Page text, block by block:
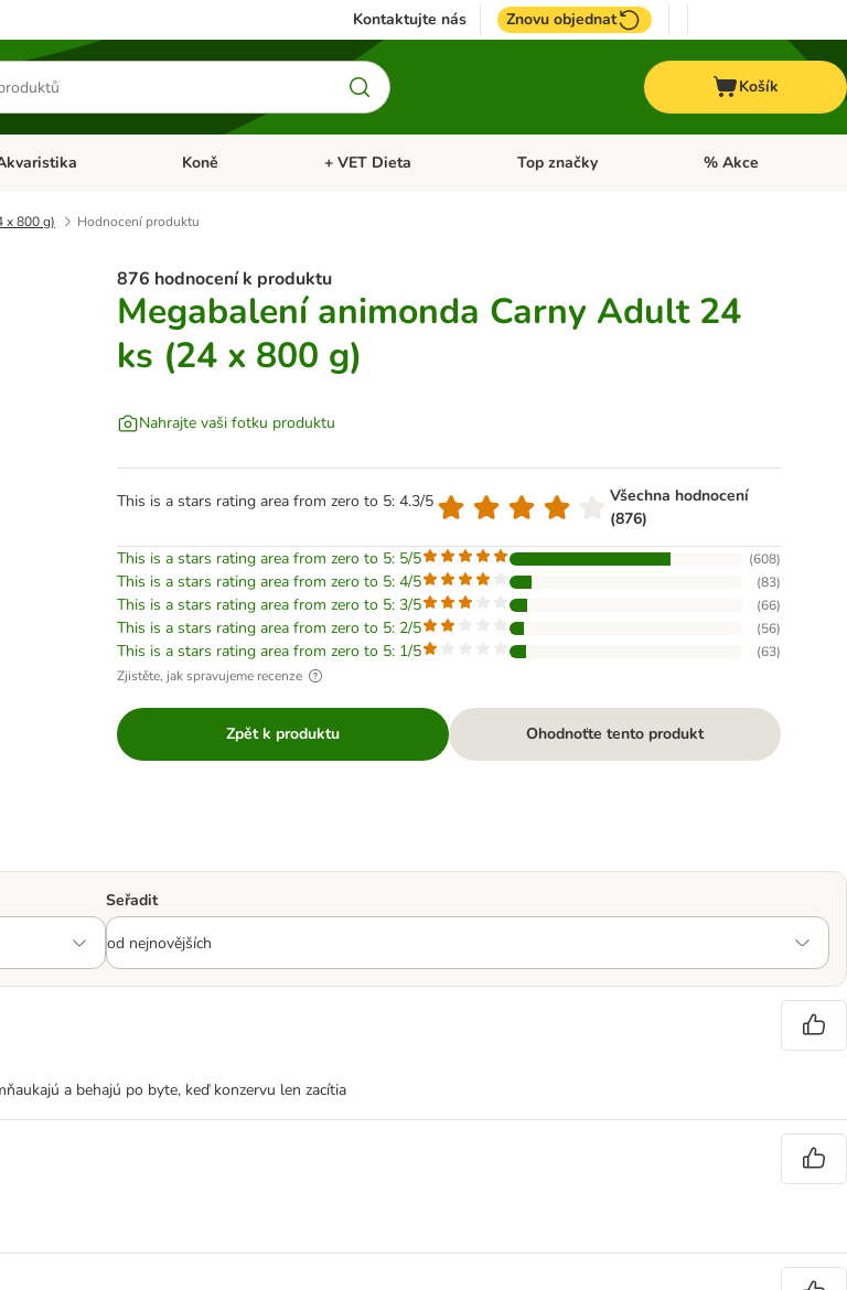
Kontaktujte nás Znovu objednat
Košík
menu: Ptáci Otevřít menu: Akvaristika
Koně Otevřít menu: Koně
+ VET Dieta Otevřít menu: + VET Dieta
Top značky Otevřít menu: Top
% Akce
x 800 g) Hodnocení produktu
876 hodnocení k produktu
Megabalení animonda Carny Adult 24
ks (24 x 800 g)
Nahrajte vaši fotku produktu
This is a stars rating area from zero to 5: 4.3/5
Všechna hodnocení
(876)
This is a stars rating area from zero to 5: 5/5
(608)
This is a stars rating area from zero to 5: 4/5 (83)
This is a stars rating area from zero to 5: 3/5 (66)
This is a stars rating area from zero to 5: 2/5 (56)
This is a stars rating area from zero to 5: 1/5 (63)
Zjistěte, jak spravujeme recenze
Zpět k produktu Ohodnoťte tento produkt
Seřadit
a behajú po byte, keď konzervu len zacítia